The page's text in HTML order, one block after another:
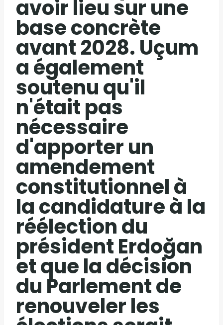
avoir lieu sur une
base concrète
avant 2028. Uçum
a également
soutenu qu'il
n'était pas
nécessaire
d'apporter un
amendement
constitutionnel à
la candidature à la
réélection du
président Erdoğan
et que la décision
du Parlement de
renouveler les